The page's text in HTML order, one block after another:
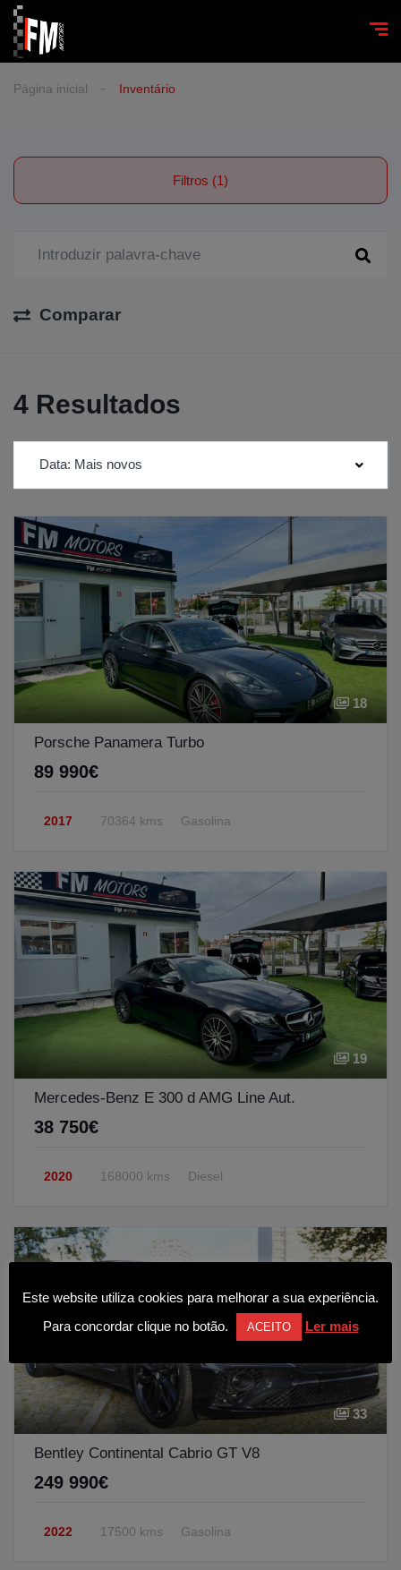
Página inicial Inventário
Filtros (1)
Comparar
4 Resultados
Data: Mais novos
18
Porsche Panamera Turbo
89 990€
2017 70364 kms Gasolina
19
Mercedes-Benz E 300 d AMG Line Aut.
38 750€
2020 168000 kms Diesel
33
Bentley Continental Cabrio GT V8
249 990€
2022 17500 kms Gasolina
Este website utiliza cookies para melhorar a sua experiência.
Para concordar clique no botão.
ACEITO Ler mais